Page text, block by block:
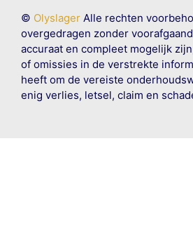
© OlyslagerAlle rechten
overgedragen zonder
accuraat en compleet mogelijk
of omissies in de verstrekte
heeft om de vereiste
enig verlies, letsel, claim en